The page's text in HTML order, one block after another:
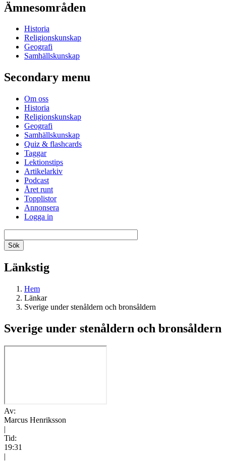
Ämnesområden
Historia
Religionskunskap
Geografi
Samhällskunskap
Secondary menu
Om oss
Historia
Religionskunskap
Geografi
Samhällskunskap
Quiz & flashcards
Taggar
Lektionstips
Artikelarkiv
Podcast
Året runt
Topplistor
Annonsera
Logga in
Länkstig
Hem
Länkar
Sverige under stenåldern och bronsåldern
Sverige under stenåldern och bronsåldern
Av:
Marcus Henriksson
|
Tid:
19:31
|